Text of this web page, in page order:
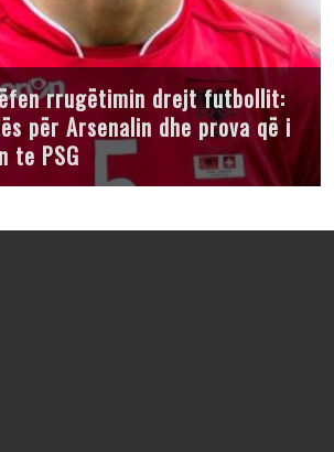
rrugëtimin drejt futbollit:
për Arsenalin dhe prova që i
te PSG